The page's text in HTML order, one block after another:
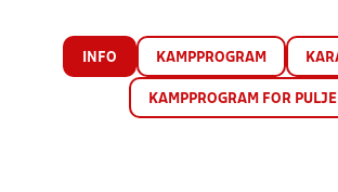
INFO KAMPPROGRAM
KAMPPROGRAM FOR PULJE